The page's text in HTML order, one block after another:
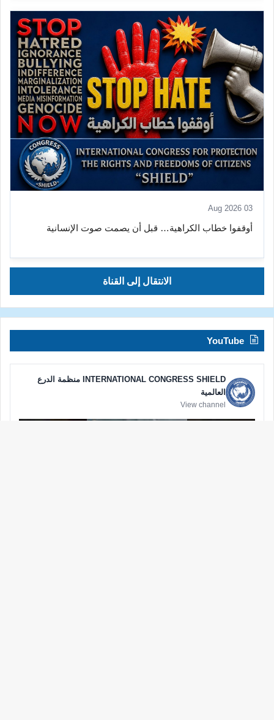
03 Aug 2026
أوقفوا خطاب الكراهية… قبل أن يصمت صوت الإنسانية
الانتقال إلى القناة
YouTube
INTERNATIONAL CONGRESS SHIELD منظمة الدرع
العالمية
View channel